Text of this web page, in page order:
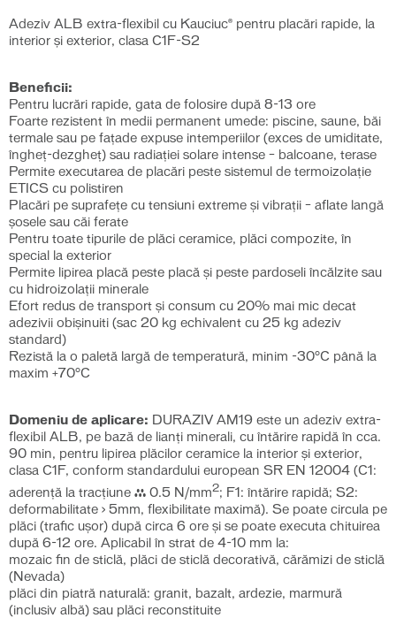
Adeziv ALB extra-flexibil cu Kauciuc® pentru placări rapide, la
interior și exterior, clasa C1F-S2
Beneficii:
Pentru lucrări rapide, gata de folosire după 8-13 ore
Foarte rezistent în medii permanent umede: piscine, saune, băi
termale sau pe faţade expuse intemperiilor (exces de umiditate,
îngheț-dezgheț) sau radiației solare intense – balcoane, terase
Permite executarea de placări peste sistemul de termoizolaţie
ETICS cu polistiren
Placări pe suprafeţe cu tensiuni extreme şi vibraţii – aflate langă
șosele sau căi ferate
Pentru toate tipurile de plăci ceramice, plăci compozite, în
special la exterior
Permite lipirea placă peste placă şi peste pardoseli încălzite sau
cu hidroizolaţii minerale
Efort redus de transport și consum cu 20% mai mic decat
adezivii obișinuiti (sac 20 kg echivalent cu 25 kg adeziv
standard)
Rezistă la o paletă largă de temperatură, minim -30°C până la
maxim +70°C
Domeniu de aplicare: DURAZIV AM19 este un adeziv extra-
flexibil ALB, pe bază de lianți minerali, cu întărire rapidă în cca.
90 min, pentru lipirea plăcilor ceramice la interior și exterior,
clasa C1F, conform standardului european SR EN 12004 (C1:
aderență la tracțiune ≥ 0.5 N/mm2; F1: întărire rapidă; S2:
deformabilitate > 5mm, flexibilitate maximă). Se poate circula pe
plăci (trafic uşor) după circa 6 ore şi se poate executa chituirea
după 6-12 ore. Aplicabil în strat de 4-10 mm la:
mozaic fin de sticlă, plăci de sticlă decorativă, cărămizi de sticlă
(Nevada)
plăci din piatră naturală: granit, bazalt, ardezie, marmură
(inclusiv albă) sau plăci reconstituite